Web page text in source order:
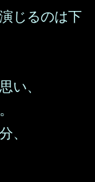
じるのは下
い、
、